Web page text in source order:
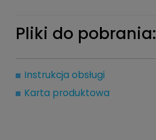
Pliki do pobrania:
Instrukcja obsługi
Karta produktowa